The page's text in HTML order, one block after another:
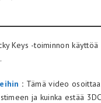
Keys -toiminnon käyttöä
: Tämä video
ja kuinka estää